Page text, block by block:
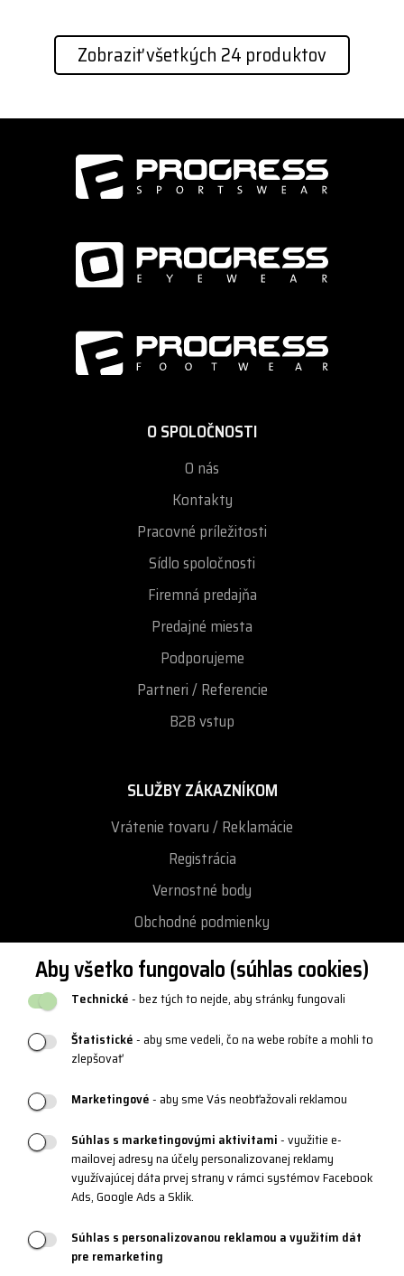
Aby všetko fungovalo (súhlas cookies)
Technické- bez tých to nejde, aby stránky fungovali
Štatistické- aby sme vedeli, čo na webe robíte a mohli to
zlepšovať
Marketingové- aby sme Vás neobťažovali reklamou
Súhlas s marketingovými aktivitami- využitie e-
mailovej adresy na účely personalizovanej reklamy
využívajúcej dáta prvej strany v rámci systémov Facebook
Ads, Google Ads a Sklik.
Súhlas s personalizovanou reklamou a využitím dát
pre remarketing
Zobraziť všetkých 24 produktov
O SPOLOČNOSTI
O nás
Kontakty
Pracovné príležitosti
Sídlo spoločnosti
Firemná predajňa
Predajné miesta
Podporujeme
Partneri / Referencie
B2B vstup
SLUŽBY ZÁKAZNÍKOM
Vrátenie tovaru / Reklamácie
Registrácia
Vernostné body
Obchodné podmienky
Ochrana osobných údajov
Vrátenie a výmena tovaru
Katalógy a logy
PRODUKTOVÁ PODPORA
Veľkostné tabuľky
Materiály a technológie